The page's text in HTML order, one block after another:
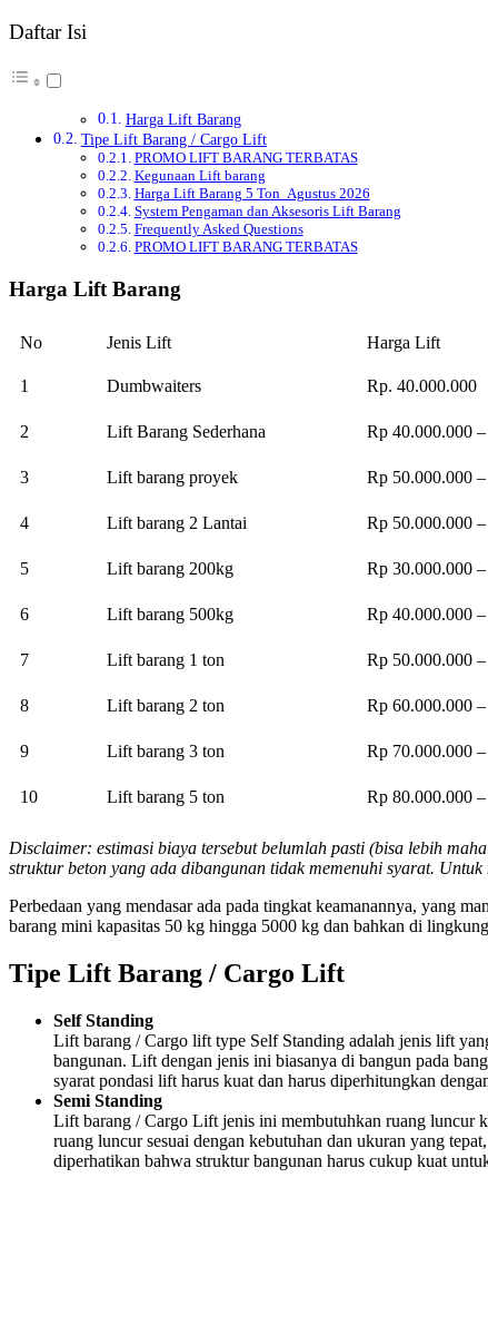
Daftar Isi
Harga Lift Barang
Tipe Lift Barang / Cargo Lift
PROMO LIFT BARANG TERBATAS
Kegunaan Lift barang
Harga Lift Barang 5 Ton Agustus 2026
System Pengaman dan Aksesoris Lift Barang
Frequently Asked Questions
PROMO LIFT BARANG TERBATAS
Harga Lift Barang
No Jenis Lift Harga Lift
1 Dumbwaiters Rp. 40.000.000
2 Lift Barang Sederhana Rp 40.000.000
3 Lift barang proyek Rp 50.000.000
4 Lift barang 2 Lantai Rp 50.000.000
5 Lift barang 200kg Rp 30.000.000
6 Lift barang 500kg Rp 40.000.000
7 Lift barang 1 ton Rp 50.000.000
8 Lift barang 2 ton Rp 60.000.000
9 Lift barang 3 ton Rp 70.000.000
10 Lift barang 5 ton Rp 80.000.000
Disclaimer: estimasi biaya tersebut belumlah pasti (bisa lebih
struktur beton yang ada dibangunan tidak memenuhi syarat.
Perbedaan yang mendasar ada pada tingkat keamanannya, yang
barang mini kapasitas 50 kg hingga 5000 kg dan bahkan di
Tipe Lift Barang / Cargo Lift
Self Standing
Lift barang / Cargo lift type Self Standing adalah jenis lift
bangunan. Lift dengan jenis ini biasanya di bangun pada
syarat pondasi lift harus kuat dan harus diperhitungkan
Semi Standing
Lift barang / Cargo Lift jenis ini membutuhkan ruang luncur
ruang luncur sesuai dengan kebutuhan dan ukuran yang
diperhatikan bahwa struktur bangunan harus cukup kuat